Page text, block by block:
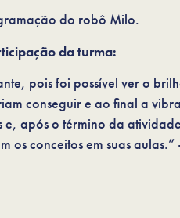
do robô Milo.
da turma:
pois foi possível ver o
conseguir e ao final a
e, após o término da
os conceitos em suas